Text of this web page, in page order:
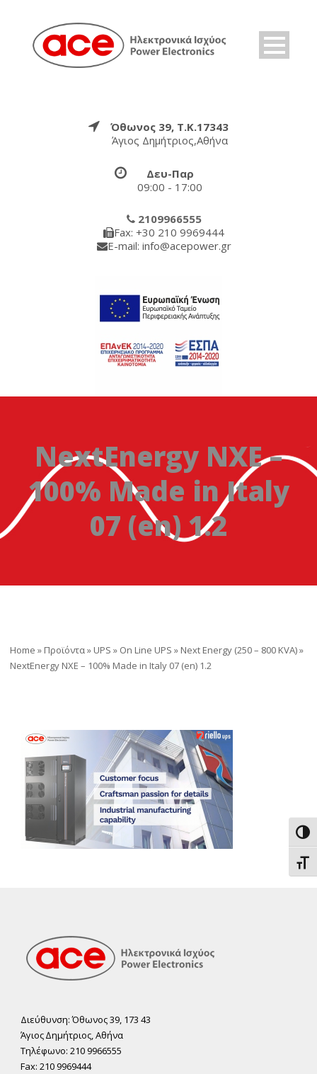
Όθωνος 39, Τ.Κ.17343
Άγιος Δημήτριος,Αθήνα
Δευ-Παρ
09:00 - 17:00
2109966555
Fax: +30 210 9969444
E-mail: info@acepower.gr
NextEnergy NXE –
100% Made in Italy
07 (en) 1.2
Home » Προϊόντα» UPS » On Line UPS » Next Energy (250 – 800 KVA)»
NextEnergy NXE – 100% Made in Italy 07 (en) 1.2
Διεύθυνση: Όθωνος 39, 173 43
Άγιος ∆ηµήτριος, Αθήνα
Τηλέφωνο: 210 9966555
Fax: 210 9969444